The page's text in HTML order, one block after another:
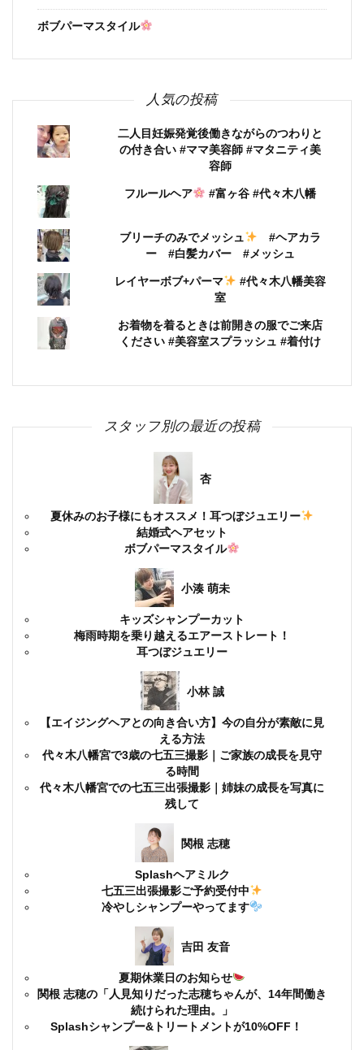
ボブパーマスタイル
人気の投稿
二人目妊娠発覚後働きながらのつわりと
の付き合い #ママ美容師 #マタニティ美
容師
フルールヘア #富ヶ谷 #代々木八幡
ブリーチのみでメッシュ
#ヘアカラ
ー #白髪カバー #メッシュ
レイヤーボブ+パーマ
#代々木八幡美容
室
お着物を着るときは前開きの服でご来店
ください #美容室スプラッシュ #着付け
スタッフ別の最近の投稿
杏
夏休みのお子様にもオススメ！耳つぼジュエリー
結婚式ヘアセット
ボブパーマスタイル
小湊 萌未
キッズシャンプーカット
梅雨時期を乗り越えるエアーストレート！
耳つぼジュエリー
小林 誠
【エイジングヘアとの向き合い方】今の自分が素敵に見
える方法
代々木八幡宮で3歳の七五三撮影｜ご家族の成長を見守
る時間
代々木八幡宮での七五三出張撮影｜姉妹の成長を写真に
残して
関根 志穂
Splashヘアミルク
七五三出張撮影ご予約受付中
冷やしシャンプーやってます
吉田 友音
夏期休業日のお知らせ
関根 志穂の「人見知りだった志穂ちゃんが、14年間働き
続けられた理由。」
Splashシャンプー&トリートメントが10%OFF！